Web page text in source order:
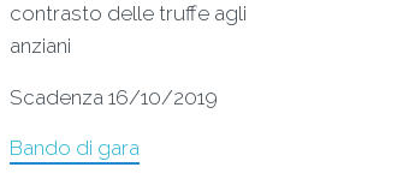
contrasto delle truffe agli
anziani
Scadenza 16/10/2019
Bando di gara